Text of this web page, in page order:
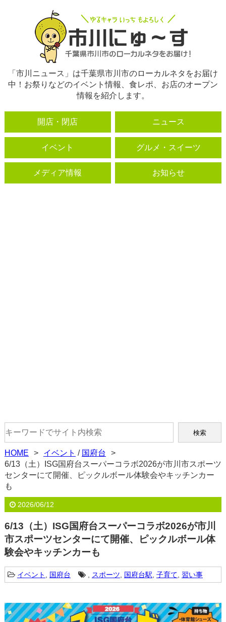
「市川ニュース」は千葉県市川市のローカルネタをお届け
中！お祭りなどのイベント情報、食レポ、お店のオープン
情報を紹介します。
開店・閉店 ニュース
イベント グルメ・スイーツ
メディア情報 お知らせ
HOME イベント / 国府台
6/13（土）ISG国府台スーパーコラボ2026が市川市スポーツ
センターにて開催、ピックルボール体験会やキッチンカー
も
2026/06/12
6/13（土）ISG国府台スーパーコラボ2026が市川
市スポーツセンターにて開催、ピックルボール体
験会やキッチンカーも
イベント 国府台 , スポーツ 国府台駅 子育て 習い事